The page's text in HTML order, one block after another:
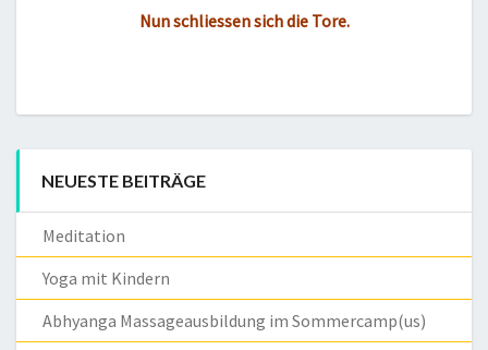
Nun schliessen sich die Tore.
NEUESTE BEITRÄGE
Meditation
Yoga mit Kindern
Abhyanga Massageausbildung im Sommercamp(us)